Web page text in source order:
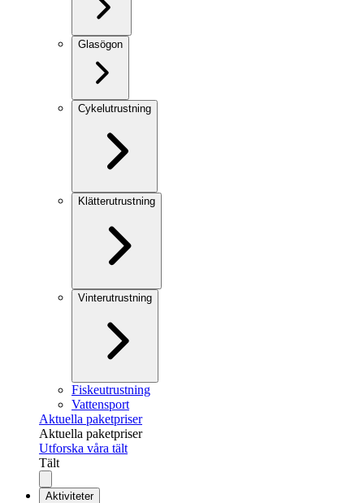
Glasögon
Cykelutrustning
Klätterutrustning
Vinterutrustning
Fiskeutrustning
Vattensport
Aktuella paketpriser
Aktuella paketpriser
Utforska våra tält
Tält
Aktiviteter